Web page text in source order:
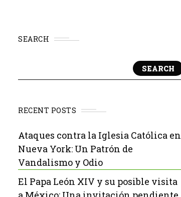
SEARCH
SEARCH
RECENT POSTS
Ataques contra la Iglesia Católica en
Nueva York: Un Patrón de
Vandalismo y Odio
El Papa León XIV y su posible visita